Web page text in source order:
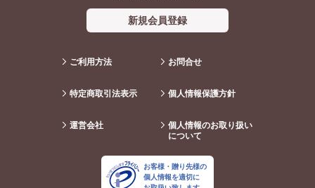
新規会員登録
ご利用方法 お問合せ
特定商取引法表示 個人情報保護方針
運営会社
個人情報のお取り扱い
について
お客様・贈り先様の
個人情報を適切に